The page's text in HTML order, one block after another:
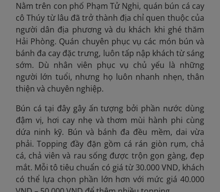
Nằm trên con phố Phạm Tử Nghi, quán bún cá cay
cô Thúy từ lâu đã trở thành địa chỉ quen thuộc của
người dân địa phương và du khách khi ghé thăm
Hải Phòng. Quán chuyên phục vụ các món bún và
bánh đa cay đặc trưng, luôn tấp nập khách từ sáng
sớm. Dù nhân viên phục vụ chủ yếu là những
người lớn tuổi, nhưng họ luôn nhanh nhẹn, thân
thiện và chuyên nghiệp.
Bún cá tại đây gây ấn tượng bởi phần nước dùng
đậm vị, hơi cay nhẹ và thơm mùi hành phi cùng
dứa ninh kỹ. Bún và bánh đa đều mềm, dai vừa
phải. Topping đầy đặn gồm cá rán giòn rụm, chả
cá, chả viên và rau sống được trộn gọn gàng, đẹp
mắt. Mỗi tô tiêu chuẩn có giá từ 30.000 VND, khách
có thể lựa chọn phần lớn hơn với mức giá 40.000